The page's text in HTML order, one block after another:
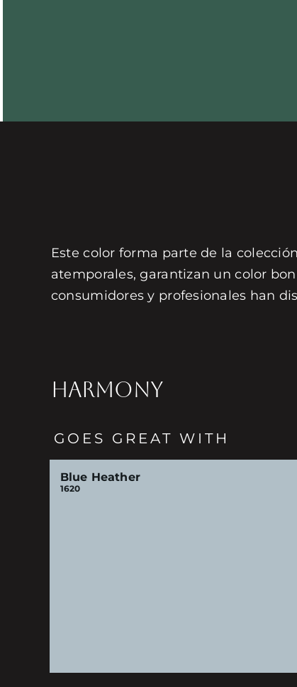
Este color forma parte de la
atemporales, garantizan un color
consumidores y profesionales han
HARMONY
GOES GREAT WITH
Blue Heather
1620